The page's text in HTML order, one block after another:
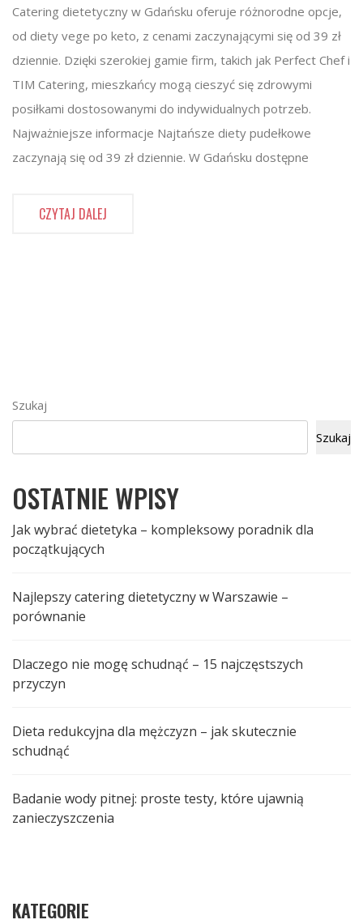
Catering dietetyczny w Gdańsku oferuje różnorodne opcje,
od diety vege po keto, z cenami zaczynającymi się od 39 zł
dziennie. Dzięki szerokiej gamie firm, takich jak Perfect Chef i
TIM Catering, mieszkańcy mogą cieszyć się zdrowymi
posiłkami dostosowanymi do indywidualnych potrzeb.
Najważniejsze informacje Najtańsze diety pudełkowe
zaczynają się od 39 zł dziennie. W Gdańsku dostępne
CZYTAJ DALEJ
Szukaj
Szukaj
OSTATNIE WPISY
Jak wybrać dietetyka – kompleksowy poradnik dla
początkujących
Najlepszy catering dietetyczny w Warszawie –
porównanie
Dlaczego nie mogę schudnąć – 15 najczęstszych
przyczyn
Dieta redukcyjna dla mężczyzn – jak skutecznie
schudnąć
Badanie wody pitnej: proste testy, które ujawnią
zanieczyszczenia
KATEGORIE